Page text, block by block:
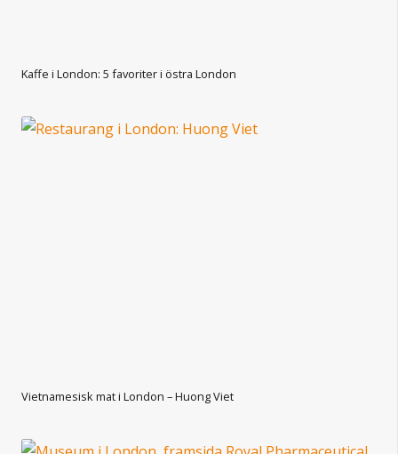
Kaffe i London: 5 favoriter i östra London
Vietnamesisk mat i London – Huong Viet